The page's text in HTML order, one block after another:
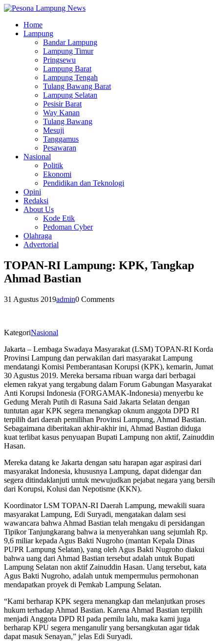
Home
Lampung
Bandar Lampung
Lampung Timur
Pringsewu
Lampung Barat
Lampung Tengah
Tulang Bawang Barat
Lampung Selatan
Pesisir Barat
Way Kanan
Tulang Bawang
Mesuji
Tanggamus
Pesawaran
Nasional
Politik
Ekonomi
Pendidikan dan Teknologi
Opini
Redaksi
About Us
Kode Etik
Pedoman Cyber
Olahraga
Advertorial
TOPAN-RI Lampung: KPK, Tangkap
Ahmad Bastian
31 Agustus 2019admin0 Comments
KategoriNasional
Jakarta – Lembaga Swadaya Masyarakat (LSM) TOPAN-RI Korda
Provinsi Lampung dan perwakilan dari masyarakat Lampung
mendatangi Komisi Pemberantasan Korupsi (KPK), kemarin, Jumat
30 Agustus 2019. Mereka bersama ribuan warga dari berbagai
elemen rakyat yang tergabung dalam Forum Gabungan Masyarakat
Anti Korupsi Indonesia (FORGAMAK-Indonesia) menyerbu ke
Gedung Merah Putih di Rasuna Said Jakarta Selatan dengan
tuntutan agar KPK segera menangkap oknum anggota DPD RI
terpilih dari daerah pemilihan Provinsi Lampung, Ahmad Bastian.
Sebagaimana diberitakan akhir-akhir ini, Ahmad Bastian diduga
kuat terlibat kasus penyuapan Bupati Lampung non aktif, Zainuddin
Hasan.
Mereka datang ke Jakarta dengan satu harapan agar aspirasi dari
masyarakat Indonesia, khususnya Lampung, dapat didengar dan
segera ditindaklanjuti untuk mewujudkan pejabat negara yang bersih
dari Korupsi, Kolusi dan Nepotisme (KKN).
Koordinator LSM TOPAN-RI Daerah Lampung, mewakili suara
masyarakat Lampung, Edi Suryadi, mengatakan dalam sesi
wawancara bahwa Ahmad Bastian telah mengaku di persidangan
Tipikor Tanjungkarang bahwa ia menyerahkan uang sejumlah Rp.
9,6 miliar kepada Agus Bakti Nugroho (mantan Kepala Dinas
PUPR Lampung Selatan), yang oleh Agus Bakti Nugroho diakui
bahwa uang dari Ahmad Bastian tersebut adalah untuk Bupati
Lampung Selatan non aktif Zainuddin Hasan. Uang tersebut, kata
Agus Bakti Nugroho, adalah untuk mempermulus permohonan
mendapatkan proyek di Pemkab Lampung Selatan.
“Kami berharap KPK segera menangkap dan melanjutkan proses
hukum terhadap Ahmad Bastian. Karena Ahmad Bastian terpilih
menjadi Anggota DPD RI pada pemilu lalu, maka kami juga
berharap KPU segera menganulir yang bersangkutan agar tidak
dapat masuk Senayan,” jelas Edi Suryadi.